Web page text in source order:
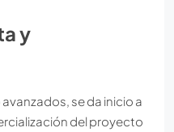
y
se da inicio a
del proyecto